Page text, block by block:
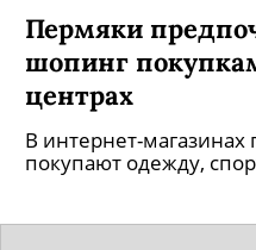
Пермяки
шопинг
центрах